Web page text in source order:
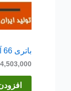
باتری 66 آمپر ایاس
4,503,000